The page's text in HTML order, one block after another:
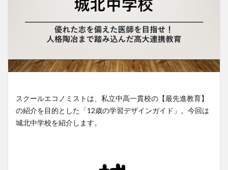
スクールエコノミストは、私立中高一貫校の【最先進教育】
の紹介を目的とした「12歳の学習デザインガイド」。今回は
城北中学校を紹介します。